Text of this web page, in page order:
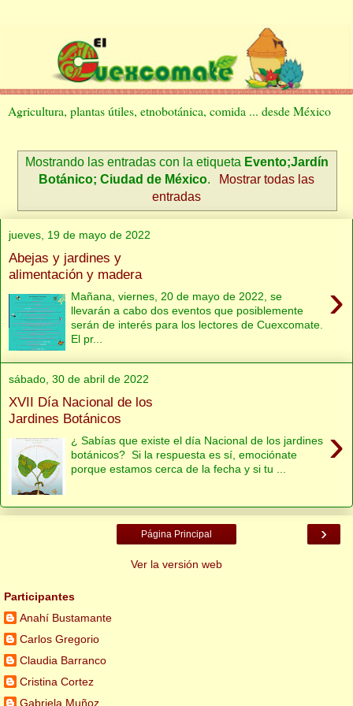
Agricultura, plantas útiles, etnobotánica, comida ... desde México
Mostrando las entradas con la etiqueta Evento;Jardín
Botánico; Ciudad de México.
Mostrar todas las
entradas
jueves, 19 de mayo de 2022
Abejas y jardines y
alimentación y madera
›
Mañana, viernes, 20 de mayo de 2022, se
llevarán a cabo dos eventos que posiblemente
serán de interés para los lectores de Cuexcomate.
El pr...
sábado, 30 de abril de 2022
XVII Día Nacional de los
Jardines Botánicos
›
¿ Sabías que existe el día Nacional de los jardines
botánicos? Si la respuesta es sí, emociónate
porque estamos cerca de la fecha y si tu ...
›
Página Principal
Ver la versión web
Participantes
Anahí Bustamante
Carlos Gregorio
Claudia Barranco
Cristina Cortez
Gabriela Muñoz